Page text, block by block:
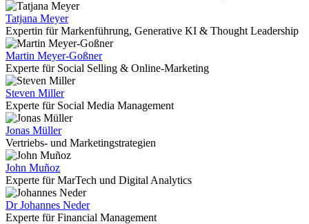
Tatjana Meyer
Expertin für Markenführung, Generative KI & Thought Leadership
Martin Meyer-Goßner
Experte für Social Selling & Online-Marketing
Steven Miller
Experte für Social Media Management
Jonas Müller
Vertriebs- und Marketingstrategien
John Muñoz
Experte für MarTech und Digital Analytics
Dr Johannes Neder
Experte für Financial Management